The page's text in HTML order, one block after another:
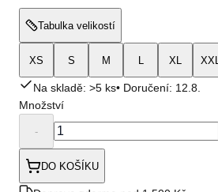
Tabulka velikostí
XS S M L XL XXL
Na skladě: >5 ks• Doručení: 12.8.
Množství
-
DO KOŠÍKU